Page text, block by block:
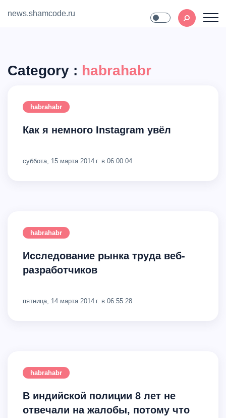
news.shamcode.ru
Category : habrahabr
habrahabr
Как я немного Instagram увёл
суббота, 15 марта 2014 г. в 06:00:04
habrahabr
Исследование рынка труда веб-
разработчиков
пятница, 14 марта 2014 г. в 06:55:28
habrahabr
В индийской полиции 8 лет не
отвечали на жалобы, потому что